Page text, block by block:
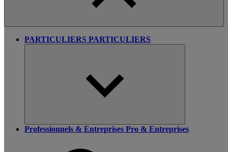
PARTICULIERS PARTICULIERS
Professionnels & Entreprises Pro & Entreprises